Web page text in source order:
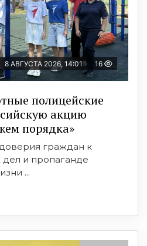
8 АВГУСТА 2026, 14:01 16
полицейские
акцию
порядка»
граждан к
дел и пропаганде
...